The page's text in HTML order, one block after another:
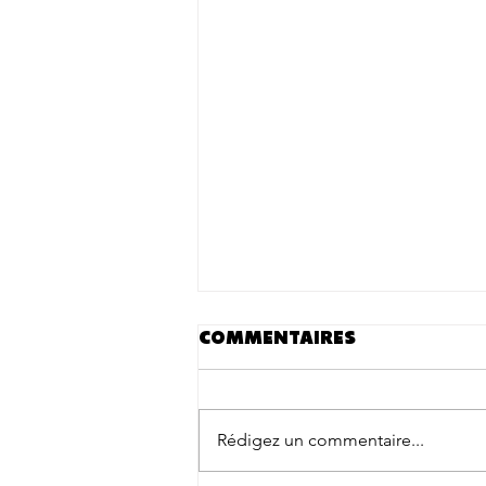
Commentaires
Rédigez un commentaire...